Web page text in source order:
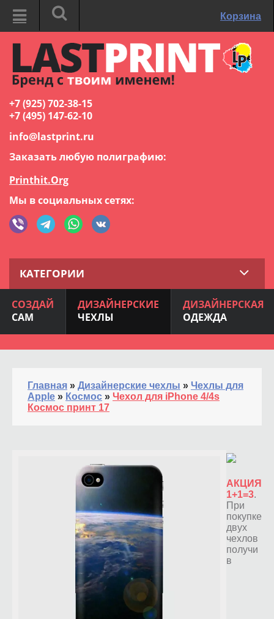
Корзина
+7 (925) 702-38-15
+7 (495) 147-62-10
info@lastprint.ru
Заказать любую полиграфию:
Printhit.Org
Мы в социальных сетях:
КАТЕГОРИИ
СОЗДАЙ
САМ
ДИЗАЙНЕРСКИЕ
ЧЕХЛЫ
ДИЗАЙНЕРСКАЯ
ОДЕЖДА
Главная » Дизайнерские чехлы » Чехлы для
Apple » Космос » Чехол для iPhone 4/4s
Космос принт 17
АКЦИЯ
1+1=3.
При
покупке
двух
чехлов
получи
в